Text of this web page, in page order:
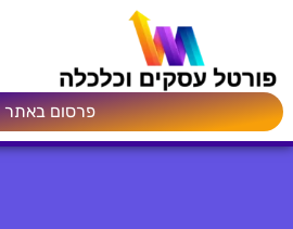
פרסום באתר